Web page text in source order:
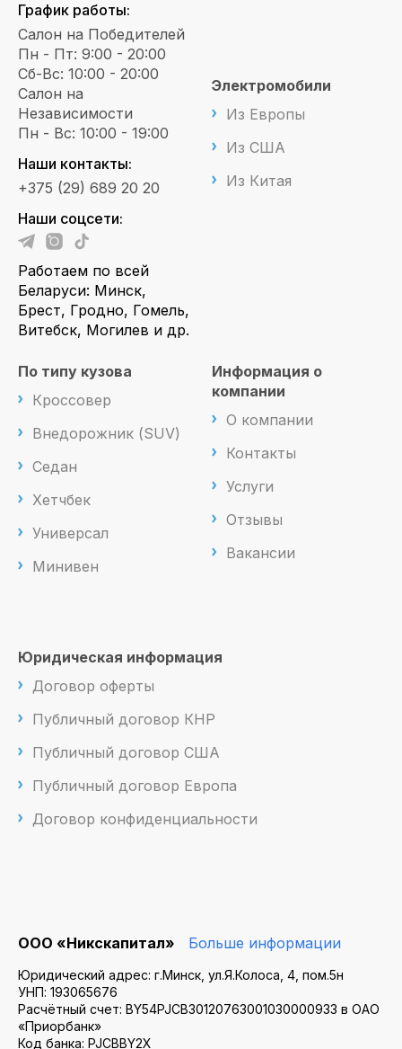
График работы:
Салон на Победителей
Пн - Пт: 9:00 - 20:00
Сб-Вс: 10:00 - 20:00
Салон на
Независимости
Пн - Вс: 10:00 - 19:00
Наши контакты:
+375 (29) 689 20 20
Наши соцсети:
Работаем по всей
Беларуси: Минск,
Брест, Гродно, Гомель,
Витебск, Могилев и др.
Электромобили
Из Европы
Из США
Из Китая
По типу кузова
Кроссовер
Внедорожник (SUV)
Седан
Хетчбек
Универсал
Минивен
Информация о
компании
О компании
Контакты
Услуги
Отзывы
Вакансии
Юридическая информация
Договор оферты
Публичный договор КНР
Публичный договор США
Публичный договор Европа
Договор конфиденциальности
ООО «Никскапитал» Больше информации
Юридический адрес: г.Минск, ул.Я.Колоса, 4, пом.5н
УНП: 193065676
Расчётный счет: BY54PJCB30120763001030000933 в ОАО
«Приорбанк»
Код банка: PJCBBY2X